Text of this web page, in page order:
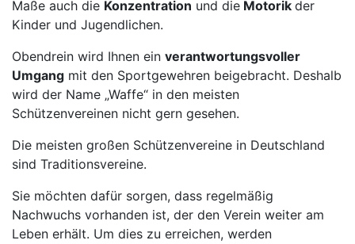
Maße auch die Konzentration und die Motorik der
Kinder und Jugendlichen.
Obendrein wird Ihnen ein verantwortungsvoller
Umgang mit den Sportgewehren beigebracht. Deshalb
wird der Name „Waffe“ in den meisten
Schützenvereinen nicht gern gesehen.
Die meisten großen Schützenvereine in Deutschland
sind Traditionsvereine.
Sie möchten dafür sorgen, dass regelmäßig
Nachwuchs vorhanden ist, der den Verein weiter am
Leben erhält. Um dies zu erreichen, werden